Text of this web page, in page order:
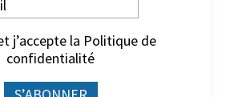
j’accepte la Politique de
confidentialité